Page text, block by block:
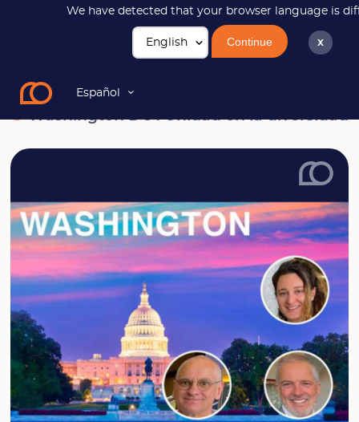
We have detected that your browser language is
Continue x
Español
Washington DC : Unidad en la diversidad